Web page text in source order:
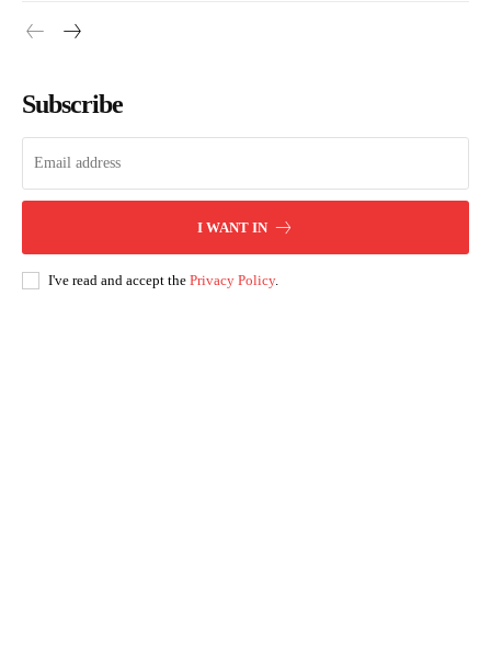
Subscribe
I WANT IN
I've read and accept the Privacy Policy.